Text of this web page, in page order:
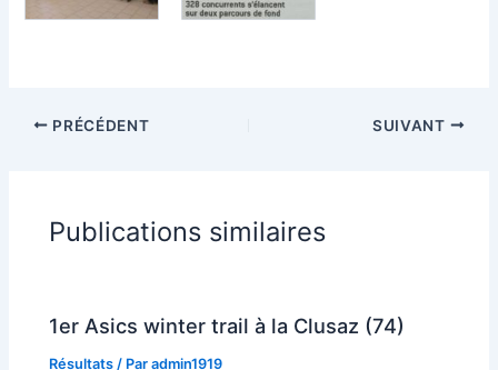
PRÉCÉDENT SUIVANT
Publications similaires
1er Asics winter trail à la Clusaz (74)
Résultats / Paradmin1919